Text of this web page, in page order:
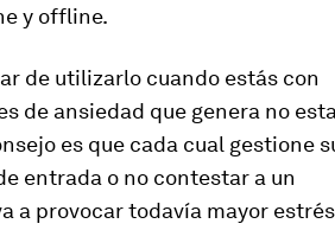
y offline.
de utilizarlo cuando estás con
de ansiedad que genera no
es que cada cual gestione
entrada o no contestar a un
a provocar todavía mayor